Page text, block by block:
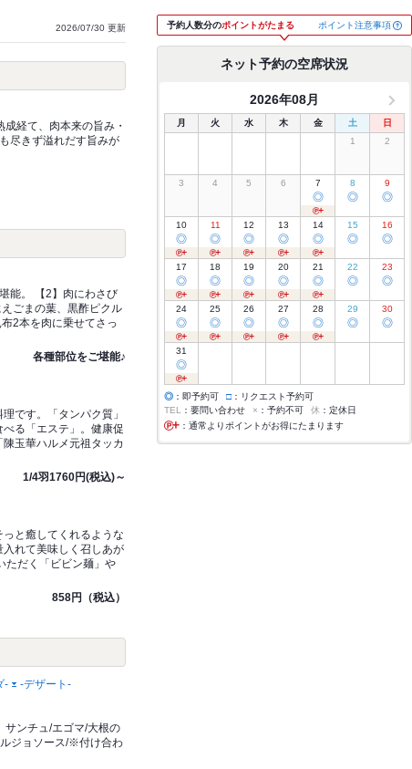
2026/07/30 更新
経て、肉本来の旨み・
尽きず溢れだす旨みが
能。 【2】肉にわさび
ごまの葉、黒酢ピクル
2本を肉に乗せてさっ
各種部位をご堪能♪
です。「タンパク質」
る「エステ」。健康促
玉華ハルメ元祖タッカ
1/4羽1760円(税込)～
と癒してくれるような
れて美味しく召しあが
ただく「ビビン麺」や
858円（税込）
-
-デザート-
サンチュ/エゴマ/大根の
ジョソース/※付け合わ
予約人数分のポイントがたまる ポイント注意事項
ネット予約の空席状況
2026年08月
月 火 水 木 金 土
日
1
2
3 4 5 6 7
◎
8
◎
9
◎
10
◎
11
◎
12
◎
13
◎
14
◎
15
◎
16
◎
17
◎
18
◎
19
◎
20
◎
21
◎
22
◎
23
◎
24
◎
25
◎
26
◎
27
◎
28
◎
29
◎
30
◎
31
◎
◎ ：即予約可 □ ：リクエスト予約可
TEL
：要問い合わせ × ：予約不可 休 ：定休日
：通常よりポイントがお得にたまります